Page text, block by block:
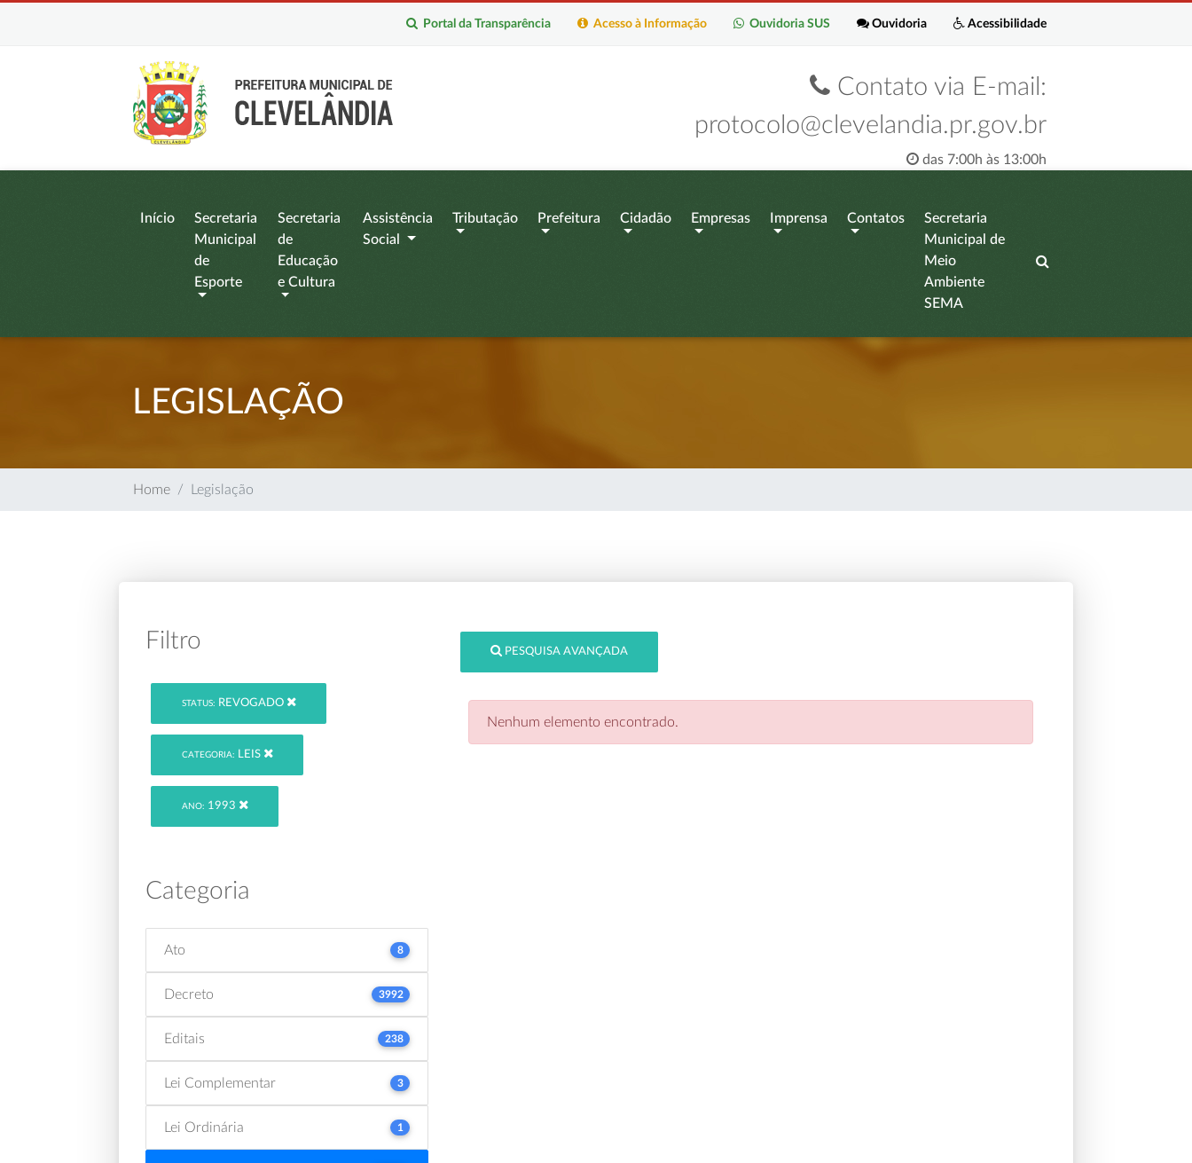
Acessibilidade
Ouvidoria
Ouvidoria SUS
Acesso à Informação
Portal da Transparência
Contato via E-mail:
protocolo@clevelandia.pr.gov.br
das 7:00h às 13:00h
Início
Secretaria
Municipal
de
Esporte
Secretaria
de
Educação
e Cultura
Assistência
Social
Tributação Prefeitura Cidadão Empresas Imprensa Contatos
Secretaria
Municipal de
Meio
Ambiente
SEMA
LEGISLAÇÃO
Home Legislação
Filtro
STATUS: REVOGADO
CATEGORIA: LEIS
ANO: 1993
Categoria
Ato 8
Decreto 3992
Editais 238
Lei Complementar 3
Lei Ordinária 1
PESQUISA AVANÇADA
Nenhum elemento encontrado.